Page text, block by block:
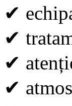
✔
✔
✔
✔